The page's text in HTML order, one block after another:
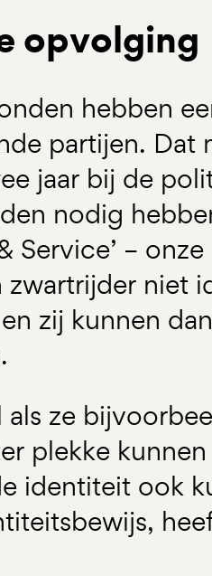
opvolging
hebben
partijen. Dat
jaar bij de
nodig
Service’ –
zwartrijder niet
zij kunnen
als ze
plekke
identiteit ook